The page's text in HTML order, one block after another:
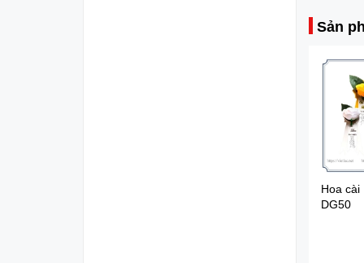
Sản
Hoa
DG50